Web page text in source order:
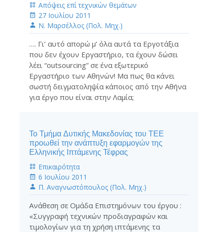
Απόψεις επί τεχνικών θεμάτων
27 Ιουλίου 2011
Ν. Μαρσέλλος (Πολ. Μηχ.)
…. Γι’ αυτό απορώ μ’ όλα αυτά τα Εργοτάξια
που δεν έχουν Εργαστήριο, τα έχουν δώσει
λέει “outsourcing” σε ένα εξωτερικό
Εργαστήριο των Αθηνών! Μα πως θα κάνει
σωστή δειγματοληψία κάποιος από την Αθήνα
για έργο που είναι στην Λαμία;
Το Τμήμα Δυτικής Μακεδονίας του ΤΕΕ
προωθεί την ανάπτυξη εφαρμογών της
Ελληνικής Ιπτάμενης Τέφρας
Επικαιρότητα
6 Ιουλίου 2011
Π. Αναγνωστόπουλος (Πολ. Μηχ.)
Ανάθεση σε Ομάδα Επιστημόνων του έργου :
«Συγγραφή τεχνικών προδιαγραφών και
τιμολογίων για τη χρήση ιπτάμενης τα